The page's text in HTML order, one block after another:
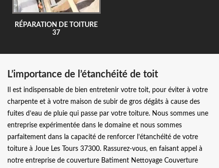
RÉPARATION DE TOITURE
37
L’importance de l’étanchéité de toit
Il est indispensable de bien entretenir votre toit, pour éviter à votre
charpente et à votre maison de subir de gros dégâts à cause des
fuites d’eau de pluie qui passe par votre toiture. Nous sommes une
entreprise expérimentée dans le domaine et nous sommes
parfaitement dans la capacité de renforcer l’étanchéité de votre
toiture à Joue Les Tours 37300. Rassurez-vous, en faisant appel à
notre entreprise de couverture Batiment Nettoyage Couverture